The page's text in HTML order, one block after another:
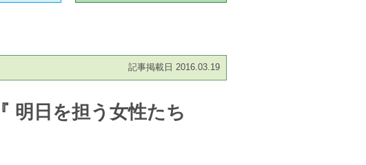
記事掲載日 2016.03.19
明日を担う女性たち